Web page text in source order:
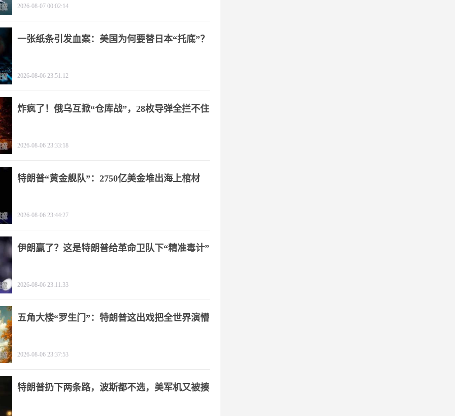
2026-08-07 00:02:14
一张纸条引发血案：美国为何要替日本“托底”？
2026-08-06 23:51:12
炸疯了！俄乌互掀“仓库战”，28枚导弹全拦不住
2026-08-06 23:33:18
特朗普“黄金舰队”：2750亿美金堆出海上棺材
2026-08-06 23:44:27
伊朗赢了？这是特朗普给革命卫队下“精准毒计”
2026-08-06 23:11:33
五角大楼“罗生门”：特朗普这出戏把全世界演懵
2026-08-06 23:37:53
特朗普扔下两条路，波斯都不选，美军机又被揍